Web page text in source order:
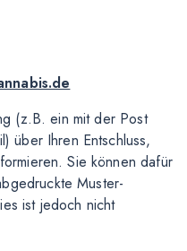
(z.B. ein mit der Post
über Ihren Entschluss,
Sie können dafür
Muster-
ist jedoch nicht